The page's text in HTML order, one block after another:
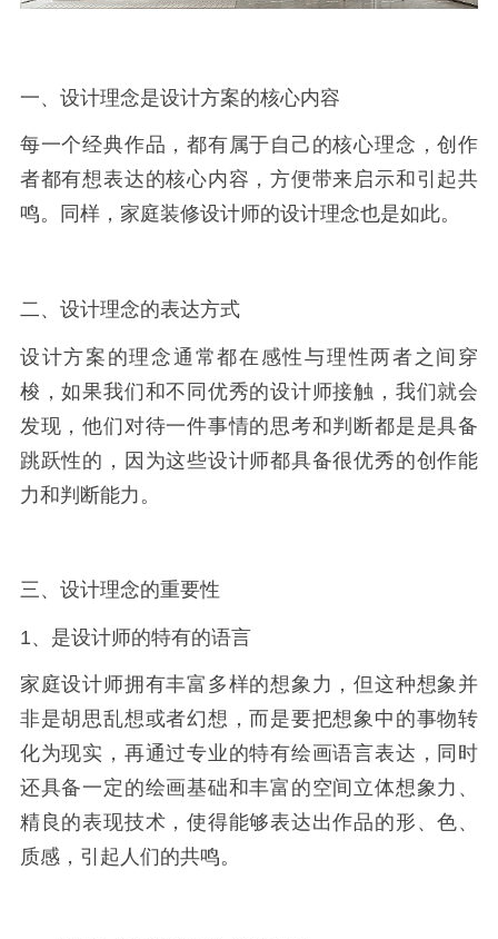
一、设计理念是设计方案的核心内容
每一个经典作品，都有属于自己的核心理念，创作
者都有想表达的核心内容，方便带来启示和引起共
鸣。同样，家庭装修设计师的设计理念也是如此。
二、设计理念的表达方式
设计方案的理念通常都在感性与理性两者之间穿
梭，如果我们和不同优秀的设计师接触，我们就会
发现，他们对待一件事情的思考和判断都是是具备
跳跃性的，因为这些设计师都具备很优秀的创作能
力和判断能力。
三、设计理念的重要性
1、是设计师的特有的语言
家庭设计师拥有丰富多样的想象力，但这种想象并
非是胡思乱想或者幻想，而是要把想象中的事物转
化为现实，再通过专业的特有绘画语言表达，同时
还具备一定的绘画基础和丰富的空间立体想象力、
精良的表现技术，使得能够表达出作品的形、色、
质感，引起人们的共鸣。